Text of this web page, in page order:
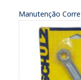
Manutenção